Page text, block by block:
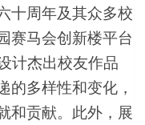
十周年及其众多校
赛马会创新楼平台
计杰出校友作品
的多样性和变化，
和贡献。此外，展